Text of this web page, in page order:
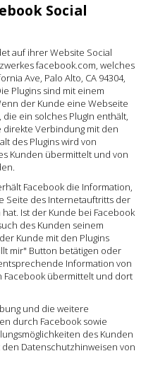
Social
auf ihrer Website Social
facebook.com, welches
Ave, Palo Alto, CA 94304,
Plugins sind mit einem
der Kunde eine Webseite
ein solches PlugIn enthält,
Verbindung mit den
des Plugins wird von
Kunden übermittelt und von
Facebook die Information,
Seite des Internetauftritts der
Ist der Kunde bei Facebook
des Kunden seinem
Kunde mit den Plugins
mir" Button betätigen oder
Information von
Facebook übermittelt und dort
und die weitere
durch Facebook sowie
des Kunden
Datenschutzhinweisen von